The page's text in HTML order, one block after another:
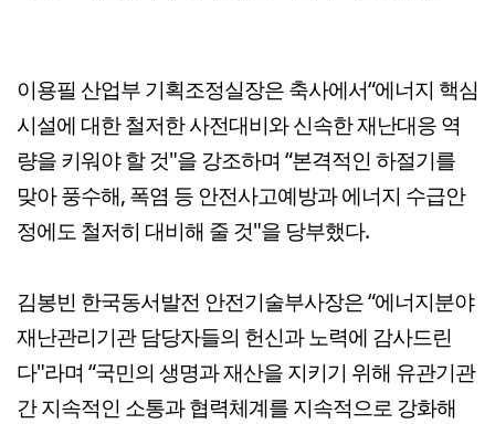
이용필 산업부 기획조정실장은 축사에서“에너지 핵심
시설에 대한 철저한 사전대비와 신속한 재난대응 역
량을 키워야 할 것"을 강조하며 “본격적인 하절기를
맞아 풍수해, 폭염 등 안전사고예방과 에너지 수급안
정에도 철저히 대비해 줄 것"을 당부했다.
김봉빈 한국동서발전 안전기술부사장은 “에너지분야
재난관리기관 담당자들의 헌신과 노력에 감사드린
다"라며 “국민의 생명과 재산을 지키기 위해 유관기관
간 지속적인 소통과 협력체계를 지속적으로 강화해